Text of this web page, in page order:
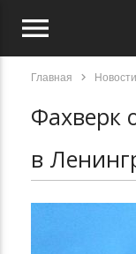
menu
Главная chevron_right Новости
Фахверк
в